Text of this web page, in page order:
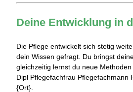
Deine Entwicklung in
Die Pflege entwickelt sich stetig
dein Wissen gefragt. Du bringst
gleichzeitig lernst du neue
Dipl Pflegefachfrau Pflegefachmann
{Ort}.